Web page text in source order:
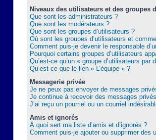
Niveaux des utilisateurs et des groupes
Que sont les administrateurs ?
Que sont les modérateurs ?
Que sont les groupes d’utilisateurs ?
Où sont les groupes d’utilisateurs et
Comment puis-je devenir le responsable
Pourquoi certains groupes d’utilisateurs
Qu’est-ce qu’un « groupe d’utilisateurs par
Qu’est-ce que le lien « L’équipe » ?
Messagerie privée
Je ne peux pas envoyer de messages
Je continue à recevoir des messages
J’ai reçu un pourriel ou un courriel
Amis et ignorés
À quoi sert ma liste d’amis et d’ignorés ?
Comment puis-je ajouter ou supprimer des